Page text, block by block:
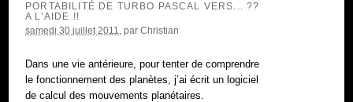
PORTABILITÉ DE TURBO PASCAL VERS... ??
A L’AIDE !!
samedi 30 juillet 2011
, par Christian
Dans une vie antérieure, pour tenter de comprendre
le fonctionnement des planètes, j’ai écrit un logiciel
de calcul des mouvements planétaires.